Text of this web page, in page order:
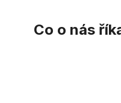
Co o nás